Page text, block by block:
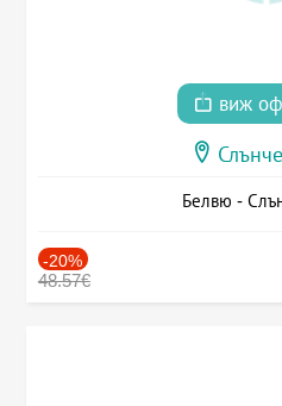
виж
Белвю -
-20%
48.57€